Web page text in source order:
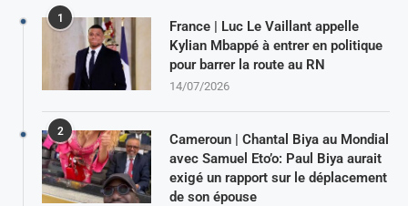
1
France | Luc Le Vaillant appelle
Kylian Mbappé à entrer en politique
pour barrer la route au RN
14/07/2026
2
Cameroun | Chantal Biya au Mondial
avec Samuel Eto’o: Paul Biya aurait
exigé un rapport sur le déplacement
de son épouse